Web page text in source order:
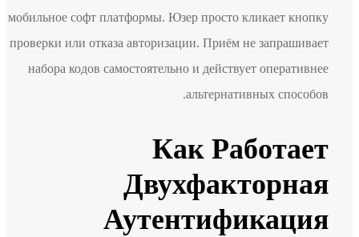
мобильное софт платформы. Юзер просто кликает кнопку
проверки или отказа авторизации. Приём не запрашивает
набора кодов самостоятельно и действует оперативнее
альтернативных способов.
Как Работает
Двухфакторная
Аутентификация